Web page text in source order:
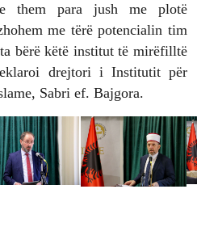
them para jush me plotë
me tërë potencialin tim
bërë këtë institut të mirëfilltë
drejtori i Institutit për
Sabri ef. Bajgora.